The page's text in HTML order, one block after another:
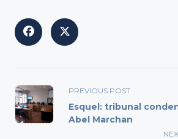
<span
class="nav-
subtitle
PREVIOUS POST
Esquel: tribunal
Abel Marchan